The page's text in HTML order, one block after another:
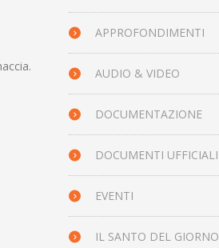
APPROFONDIMENTI
AUDIO & VIDEO
DOCUMENTAZIONE
DOCUMENTI UFFICIALI
EVENTI
IL SANTO DEL GIORNO